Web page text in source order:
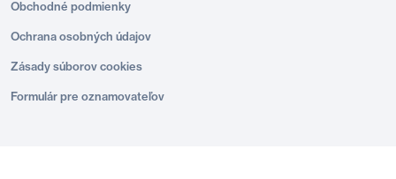
Obchodné podmienky
Ochrana osobných údajov
Zásady súborov cookies
Formulár pre oznamovateľov